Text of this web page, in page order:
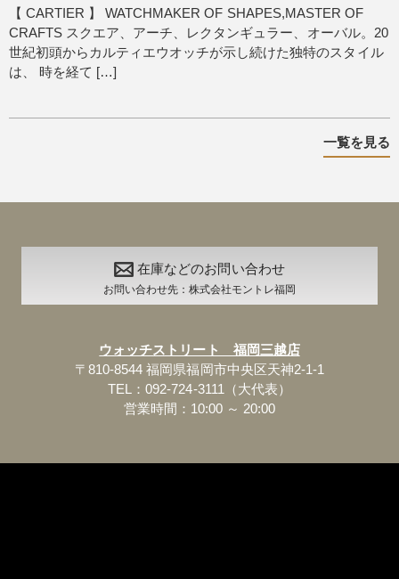
【 CARTIER 】 WATCHMAKER OF SHAPES,MASTER OF
CRAFTS スクエア、アーチ、レクタンギュラー、オーバル。20
世紀初頭からカルティエウオッチが示し続けた独特のスタイル
は、 時を経て […]
一覧を見る
在庫などのお問い合わせ
お問い合わせ先：株式会社モントレ福岡
ウォッチストリート 福岡三越店
〒810-8544 福岡県福岡市中央区天神2-1-1
TEL：092-724-3111（大代表）
営業時間：10:00 ～ 20:00